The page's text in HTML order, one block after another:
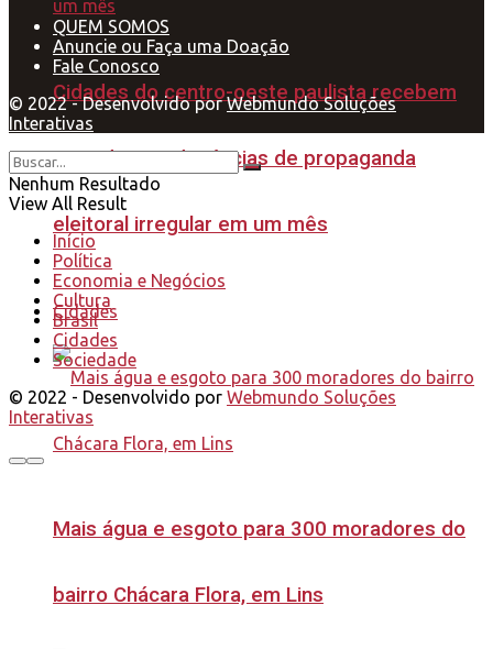
Cidades do centro-oeste paulista recebem
mais de 300 denúncias de propaganda
eleitoral irregular em um mês
Cidades
Mais água e esgoto para 300 moradores do
bairro Chácara Flora, em Lins
QUEM SOMOS
Anuncie ou Faça uma Doação
Fale Conosco
© 2022 - Desenvolvido porWebmundo Soluções
Interativas
Nenhum Resultado
View All Result
Início
Política
Economia e Negócios
Cultura
Brasil
Cidades
Sociedade
© 2022 - Desenvolvido por Webmundo Soluções
Interativas